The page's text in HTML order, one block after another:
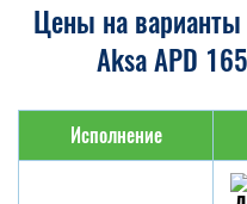
Цены на варианты
Aksa APD
Исполнение